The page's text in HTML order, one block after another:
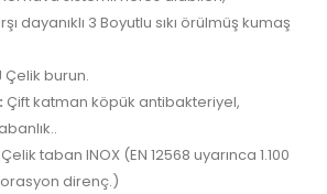
dayanıklı 3 Boyutlu sıkı örülmüş kumaş
Çelik burun.
Çift katman köpük antibakteriyel,
Çelik taban INOX (EN 12568 uyarınca 1.100
direnç.)